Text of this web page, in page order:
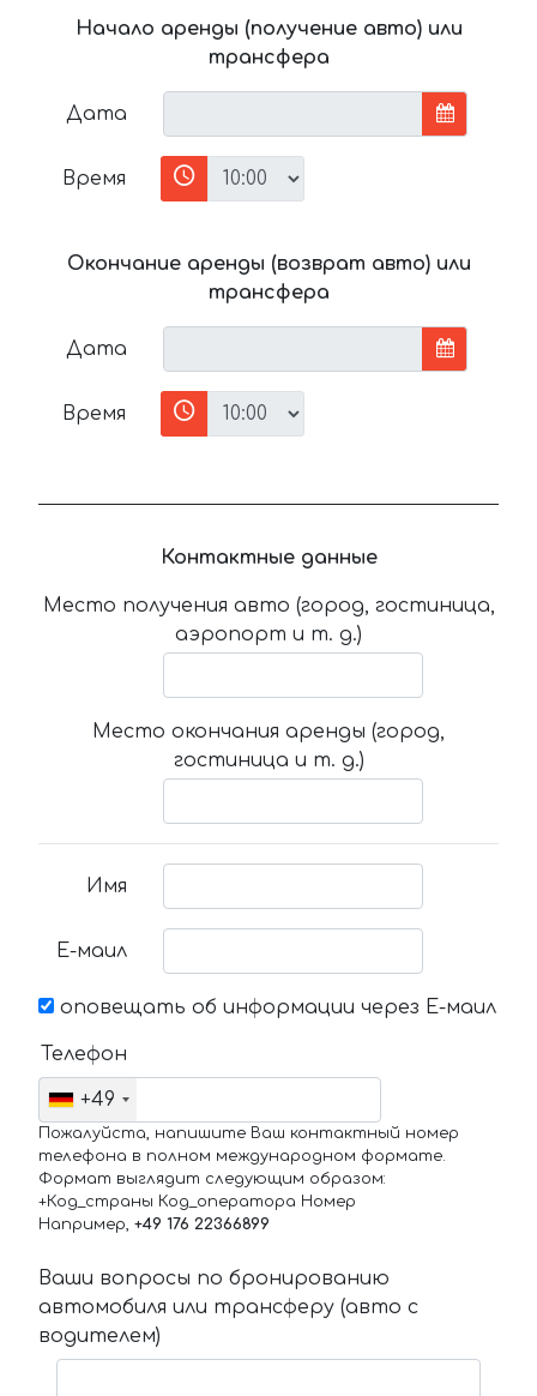
Начало аренды (получение авто) или
трансфера
Дата
Время
Окончание аренды (возврат авто) или
трансфера
Дата
Время
Контактные данные
Место получения авто (город, гостиница,
аэропорт и т. д.)
Место окончания аренды (город,
гостиница и т. д.)
Имя
Е-маил
оповещать об информации через Е-маил
Телефон
+49
Пожалуйста, напишите Ваш контактный номер
телефона в полном международном формате.
Формат выглядит следующим образом:
+Код_страны Код_оператора Номер
Например, +49 176 22366899
Ваши вопросы по бронированию
автомобиля или трансферу (авто с
водителем)